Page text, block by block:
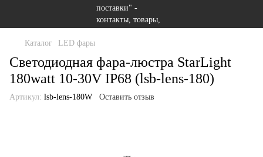
Каталог LED фары
Светодиодная фара-люстра StarLight
180watt 10-30V IP68 (lsb-lens-180)
Артикул: lsb-lens-180W Оставить отзыв